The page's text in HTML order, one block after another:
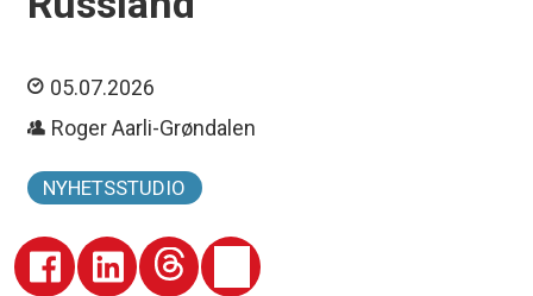
05.07.2026
Roger Aarli-Grøndalen
NYHETSSTUDIO